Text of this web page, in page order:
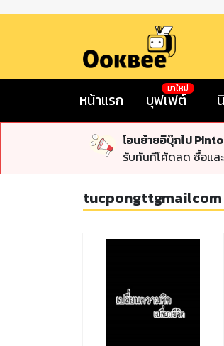
หน้าแรก บุฟเฟต์
มาใหม่
โอนย้ายอีบุ๊กไป
รับทันทีโค้ดลด ซื้อแล
tucpongttgmailcom